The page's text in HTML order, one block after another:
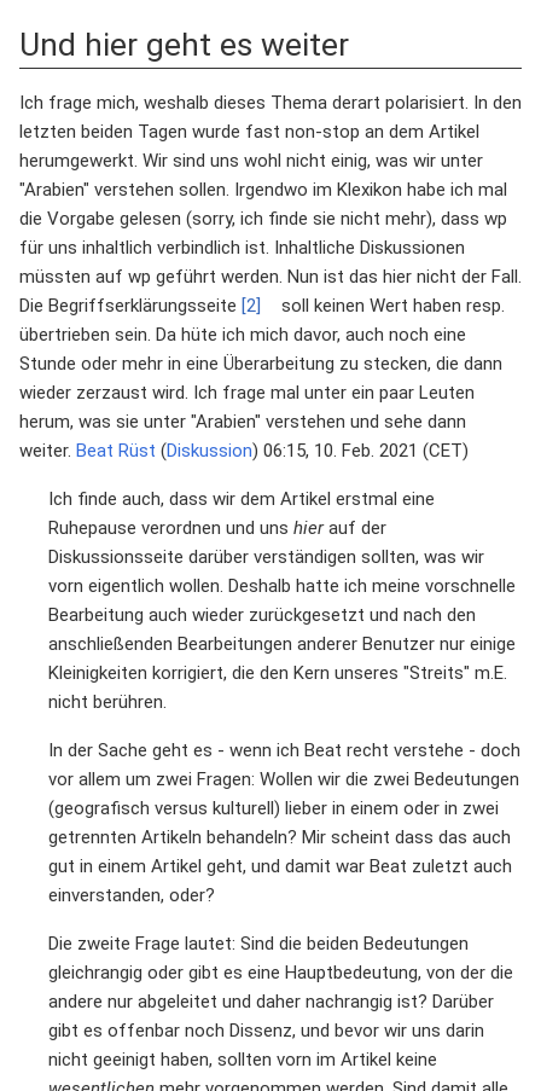
Und hier geht es weiter
Ich frage mich, weshalb dieses Thema derart polarisiert. In den
letzten beiden Tagen wurde fast non-stop an dem Artikel
herumgewerkt. Wir sind uns wohl nicht einig, was wir unter
"Arabien" verstehen sollen. Irgendwo im Klexikon habe ich mal
die Vorgabe gelesen (sorry, ich finde sie nicht mehr), dass wp
für uns inhaltlich verbindlich ist. Inhaltliche Diskussionen
müssten auf wp geführt werden. Nun ist das hier nicht der Fall.
Die Begriffserklärungsseite [2]
soll keinen Wert haben resp.
übertrieben sein. Da hüte ich mich davor, auch noch eine
Stunde oder mehr in eine Überarbeitung zu stecken, die dann
wieder zerzaust wird. Ich frage mal unter ein paar Leuten
herum, was sie unter "Arabien" verstehen und sehe dann
weiter. Beat Rüst (Diskussion) 06:15, 10. Feb. 2021 (CET)
Ich finde auch, dass wir dem Artikel erstmal eine
Ruhepause verordnen und uns hierauf der
Diskussionsseite darüber verständigen sollten, was wir
vorn eigentlich wollen. Deshalb hatte ich meine vorschnelle
Bearbeitung auch wieder zurückgesetzt und nach den
anschließenden Bearbeitungen anderer Benutzer nur einige
Kleinigkeiten korrigiert, die den Kern unseres "Streits" m.E.
nicht berühren.
In der Sache geht es - wenn ich Beat recht verstehe - doch
vor allem um zwei Fragen: Wollen wir die zwei Bedeutungen
(geografisch versus kulturell) lieber in einem oder in zwei
getrennten Artikeln behandeln? Mir scheint dass das auch
gut in einem Artikel geht, und damit war Beat zuletzt auch
einverstanden, oder?
Die zweite Frage lautet: Sind die beiden Bedeutungen
gleichrangig oder gibt es eine Hauptbedeutung, von der die
andere nur abgeleitet und daher nachrangig ist? Darüber
gibt es offenbar noch Dissenz, und bevor wir uns darin
nicht geeinigt haben, sollten vorn im Artikel keine